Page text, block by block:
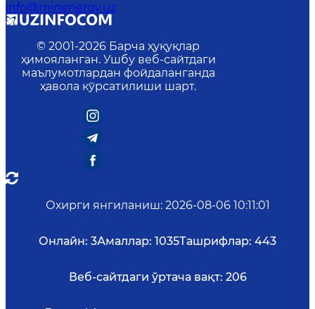
info@minenergy.uz
© 2001-2026 Барча ҳуқуқлар
ҳимояланган. Ушбу веб-сайтдаги
маълумотлардан фойдаланганда
ҳавола кўрсатилиши шарт.
Охирги янгиланиш: 2026-08-06 10:11:01
Онлайн: 3Амаллар: 1035Ташрифлар: 443
Веб-сайтдаги ўртача вақт: 206